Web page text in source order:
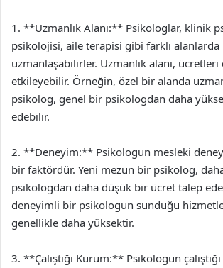
1. **Uzmanlık Alanı:** Psikologlar, klinik
psikolojisi, aile terapisi gibi farklı alanlarda
uzmanlaşabilirler. Uzmanlık alanı,
etkileyebilir. Örneğin, özel bir alanda
psikolog, genel bir psikologdan daha
edebilir.
2. **Deneyim:** Psikologun mesleki
bir faktördür. Yeni mezun bir psikolog,
psikologdan daha düşük bir ücret talep
deneyimli bir psikologun sunduğu
genellikle daha yüksektir.
3. **Çalıştığı Kurum:** Psikologun